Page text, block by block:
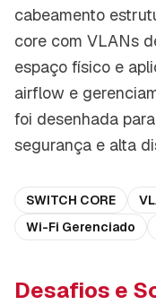
cabeamento
core com VLANs
espaço físico e
airflow e
foi desenhada
segurança e alta
SWITCH CORE
Wi-Fi Gerenciado
Desafios e